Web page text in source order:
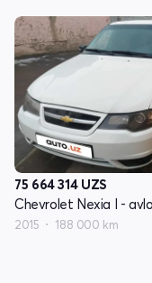
75 664 314 UZS
2015 188 000 km